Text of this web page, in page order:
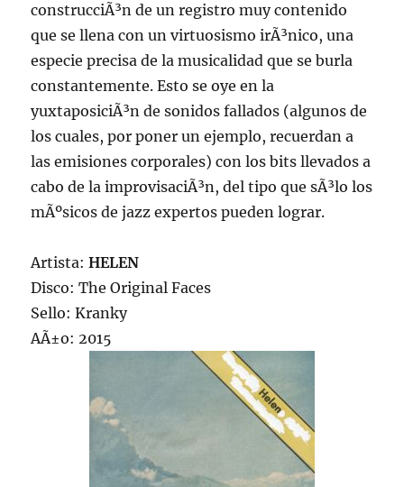
construcciÃ³n de un registro muy contenido
que se llena con un virtuosismo irÃ³nico, una
especie precisa de la musicalidad que se burla
constantemente. Esto se oye en la
yuxtaposiciÃ³n de sonidos fallados (algunos de
los cuales, por poner un ejemplo, recuerdan a
las emisiones corporales) con los bits llevados a
cabo de la improvisaciÃ³n, del tipo que sÃ³lo los
mÃºsicos de jazz expertos pueden lograr.
Artista:HELEN
Disco: The Original Faces
Sello: Kranky
AÃ±o: 2015